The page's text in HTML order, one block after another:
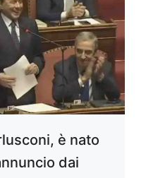
è nato
dai